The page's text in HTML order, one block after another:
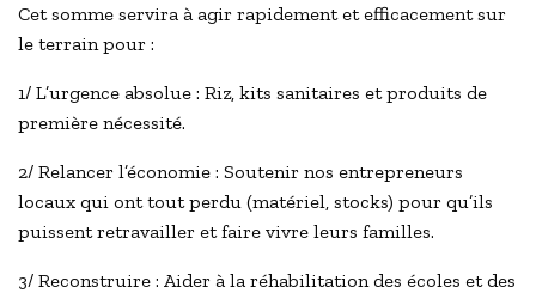
Cet somme servira à agir rapidement et efficacement sur
le terrain pour :
1/ L’urgence absolue : Riz, kits sanitaires et produits de
première nécessité.
2/ Relancer l’économie : Soutenir nos entrepreneurs
locaux qui ont tout perdu (matériel, stocks) pour qu’ils
puissent retravailler et faire vivre leurs familles.
3/ Reconstruire : Aider à la réhabilitation des écoles et des